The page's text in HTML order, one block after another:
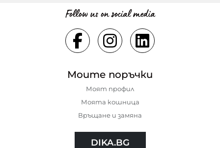
Follow us on social media
Моите поръчки
Моят профил
Моята кошница
Връщане и замяна
DIKA.BG